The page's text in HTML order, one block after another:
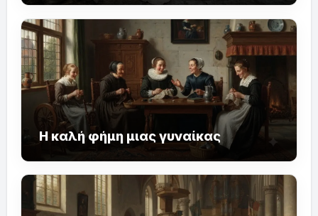
Η καλή φήμη μιας γυναίκας